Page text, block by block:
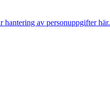
hantering av personuppgifter här.